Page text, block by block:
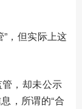
，但实际上这
，却未公示
，所谓的“合